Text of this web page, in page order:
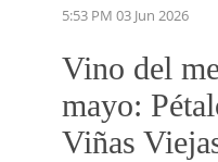
5:53 PM 03 Jun 2026
Vino del
mayo:
Viñas